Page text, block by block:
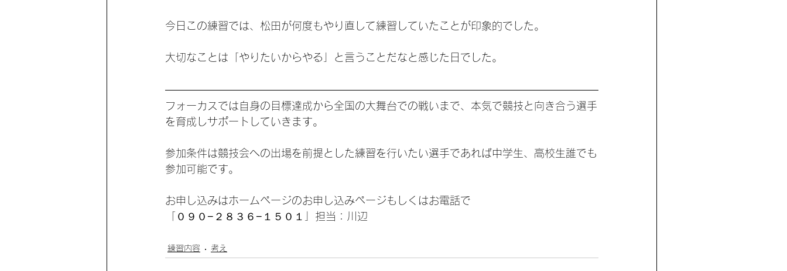
今日この練習では、松田が何度もやり直して練習していたことが印象的でした。
大切なことは「やりたいからやる」と言うことだなと感じた日でした。
フォーカスでは自身の目標達成から全国の大舞台での戦いまで、本気で競技と向き合う選手
を育成しサポートしていきます。
参加条件は競技会への出場を前提とした練習を行いたい選手であれば中学生、高校生誰でも
参加可能です。
お申し込みはホームページのお申し込みページもしくはお電話で
「０９０−２８３６−１５０１」担当：川辺
練習内容 考え